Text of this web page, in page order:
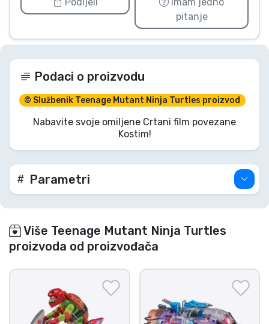
pitanje
Podaci o proizvodu
© Službenik Teenage Mutant Ninja Turtles proizvod
Nabavite svoje omiljene Crtani film povezane
Kostim!
Parametri
Više Teenage Mutant Ninja Turtles
proizvoda od proizvođača